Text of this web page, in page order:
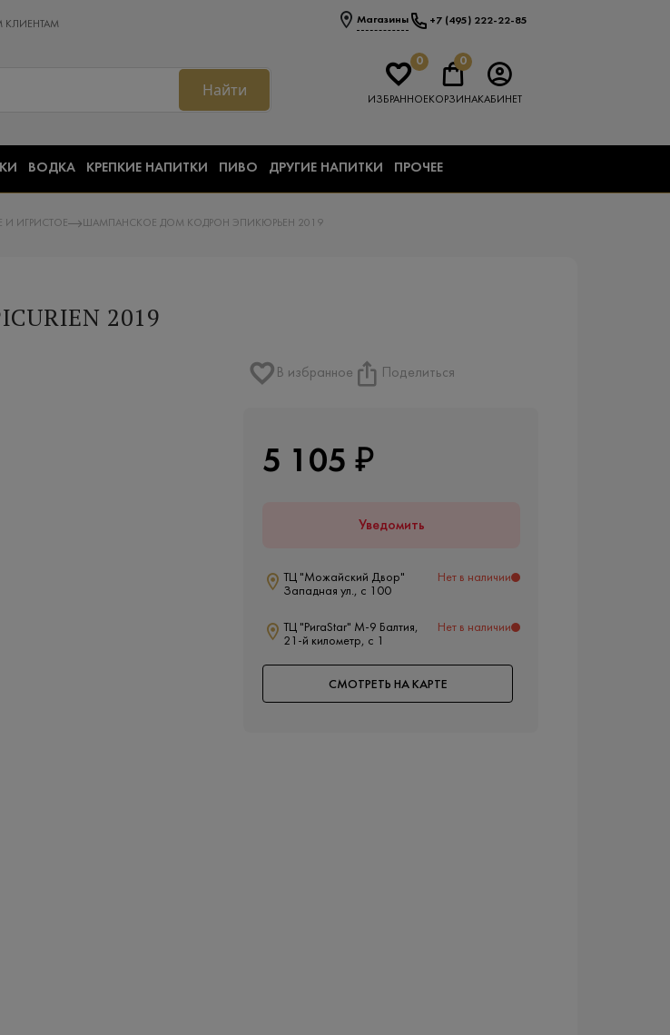
КЛИЕНТАМ Магазины +7 (495) 222-22-85
Найти
0
ИЗБРАННОЕ
0
КОРЗИНАКАБИНЕТ
ВОДКА КРЕПКИЕ НАПИТКИ ПИВО ДРУГИЕ НАПИТКИ ПРОЧЕЕ
ИГРИСТОЕ ШАМПАНСКОЕ ДОМ КОДРОН ЭПИКЮРЬЕН 2019
2019
В избранное Поделиться
5 105 ₽
Уведомить
ТЦ "Можайский Двор"
Западная ул., с 100
Нет в наличии
ТЦ "РигаStar" М-9 Балтия,
21-й километр, с 1
Нет в наличии
СМОТРЕТЬ НА КАРТЕ